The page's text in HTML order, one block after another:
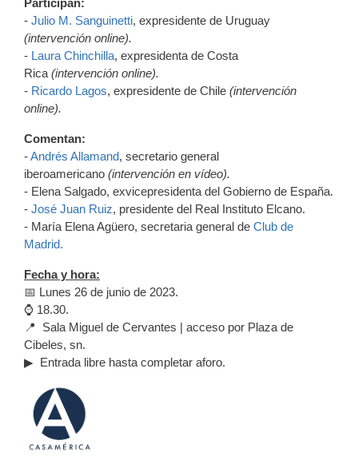
Participan:
- Julio M. Sanguinetti, expresidente de Uruguay
(intervención online).
- Laura Chinchilla, expresidenta de Costa
Rica (intervención online).
- Ricardo Lagos, expresidente de Chile (intervención
online).
Comentan:
-Andrés Allamand, secretario general
iberoamericano (intervención en vídeo).
- Elena Salgado, exvicepresidenta del Gobierno de España.
- José Juan Ruiz, presidente del Real Instituto Elcano.
- María Elena Agüero, secretaria general de Club de
Madrid.
Fecha y hora:
📅 Lunes 26 de junio de 2023.
⌚ 18.30.
📍 Sala Miguel de Cervantes | acceso por Plaza de
Cibeles, sn.
▶ Entrada libre hasta completar aforo.